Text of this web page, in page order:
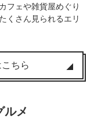
フェや雑貨屋めぐり
くさん見られるエリ
ちら
ルメ